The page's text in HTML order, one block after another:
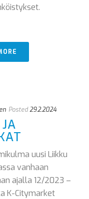
Posted29.2.2024
uusi Liikku
vanhaan
ajalla 12/2023 –
K-Citymarket